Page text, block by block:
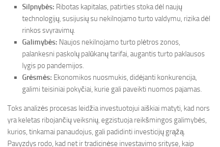
Silpnybės: Ribotas kapitalas, patirties stoka dėl naujų
technologijų, susijusių su nekilnojamo turto valdymu, rizika dėl
rinkos svyravimų.
Galimybės: Naujos nekilnojamo turto plėtros zonos,
palankesni paskolų palūkanų tarifai, augantis turto paklausos
lygis po pandemijos.
Grėsmės: Ekonomikos nuosmukis, didėjanti konkurencija,
galimi teisiniai pokyčiai, kurie gali paveikti nuomos pajamas.
Toks analizės procesas leidžia investuotojui aiškiai matyti, kad nors
yra keletas ribojančių veiksnių, egzistuoja reikšmingos galimybės,
kurios, tinkamai panaudojus, gali padidinti investicijų grąžą.
Pavyzdys rodo, kad net ir tradicinėse investavimo srityse, kaip